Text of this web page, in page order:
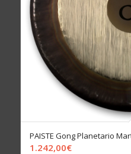
PAISTE Gong Planetario
1.242,00€